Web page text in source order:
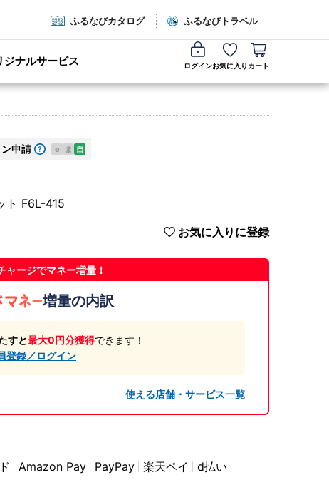
ふるなびカタログ ふるなびトラベル
ジナルサービス ログインお気に入り カート
申請 e ま 自
ト F6L-415
お気に入りに登録
ャージでマネー増量！
増量の内訳
すと最大0円分獲得できます！
登録／ログイン
使える店舗・サービス一覧
Amazon Pay PayPay 楽天ペイ d払い